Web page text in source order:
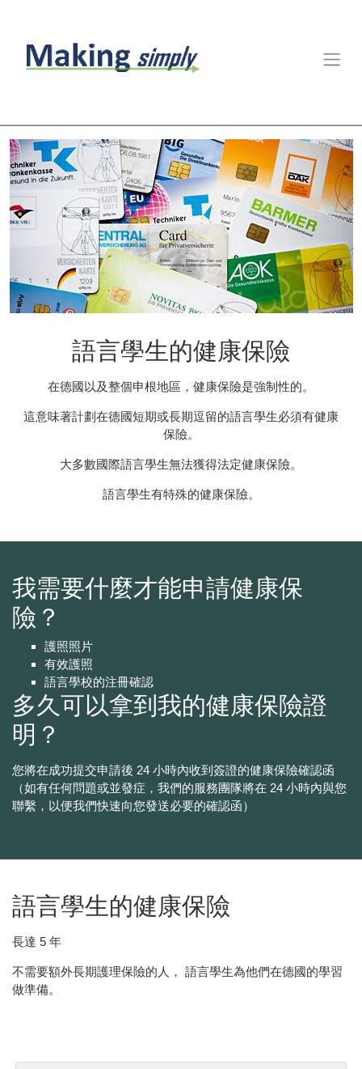
語言學生的健康保險
在德國以及整個申根地區，健康保險是強制性的。
這意味著計劃在德國短期或長期逗留的語言學生必須有健康
保險。
大多數國際語言學生無法獲得法定健康保險。
語言學生有特殊的健康保險。
我需要什麼才能申請健康保
險？
護照照片
有效護照
語言學校的注冊確認
多久可以拿到我的健康保險證
明？
您將在成功提交申請後 24 小時內收到簽證的健康保險確認函
（如有任何問題或並發症，我們的服務團隊將在 24 小時內與您
聯繫，以便我們快速向您發送必要的確認函）
語言學生的健康保險
長達 5 年
不需要額外長期護理保險的人， 語言學生為他們在德國的學習
做準備。